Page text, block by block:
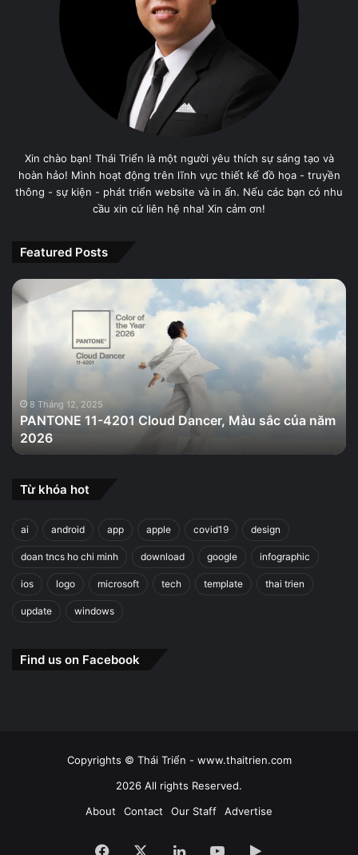
Xin chào bạn! Thái Triển là một người yêu thích sự sáng tạo và
hoàn hảo! Mình hoạt động trên lĩnh vực thiết kế đồ họa - truyền
thông - sự kiện - phát triển website và in ấn. Nếu các bạn có nhu
cầu xin cứ liên hệ nha! Xin cảm ơn!
Featured Posts
PANTONE
11-
Màu
của
năm
2026
8 Tháng 12, 2025
PANTONE 11-4201 Cloud Dancer, Màu sắc của năm
2026
Từ khóa hot
ai android app apple covid19 design
doan tncs ho chi minh download google infographic
ios logo microsoft tech template thai trien
update windows
Find us on Facebook
Copyrights © Thái Triển - www.thaitrien.com
2026 All rights Reserved.
About
Contact Our Staff Advertise
Facebook LinkedInYouTubeGoogle